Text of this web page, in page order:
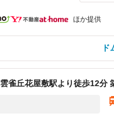
ほか提供
雲雀丘花屋敷駅より徒歩12分